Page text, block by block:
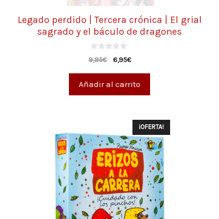
Legado perdido | Tercera crónica | El grial
sagrado y el báculo de dragones
0
d
9,95€ 6,95€
Añadir al carrito
¡OFERTA!